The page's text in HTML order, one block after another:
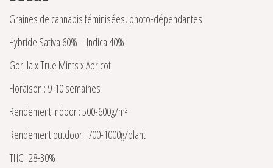
Graines de cannabis féminisées, photo-dépendantes
Hybride Sativa 60% – Indica 40%
Gorilla x True Mints x Apricot
Floraison : 9-10 semaines
Rendement indoor : 500-600g/m²
Rendement outdoor : 700-1000g/plant
THC : 28-30%